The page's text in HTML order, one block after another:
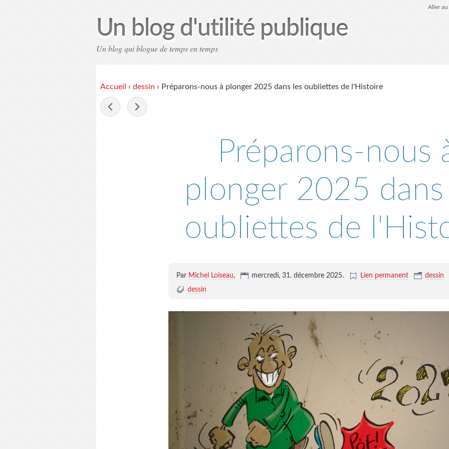
Aller
Un blog d'utilité publique
Un blog qui blogue de temps en temps
Accueil
› dessin › Préparons-nous à plonger 2025 dans les oubliettes de l'Histoire
Préparons-nous
plonger 2025 dans
oubliettes de
Par Michel Loiseau, mercredi, 31. décembre 2025. Lien permanent
dessin
dessin